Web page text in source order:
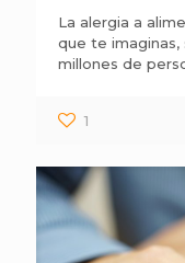
La alergia a
que te
millones de
1